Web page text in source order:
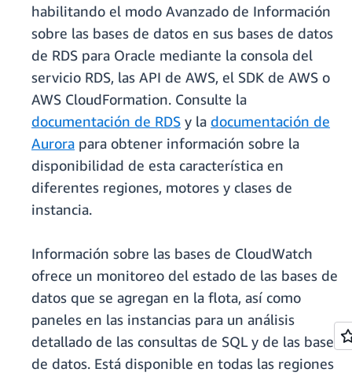
habilitando el modo Avanzado de Información
sobre las bases de datos en sus bases de datos
de RDS para Oracle mediante la consola del
servicio RDS, las API de AWS, el SDK de AWS o
AWS CloudFormation. Consulte la
documentación de RDS y la documentación de
Aurora para obtener información sobre la
disponibilidad de esta característica en
diferentes regiones, motores y clases de
instancia.
Información sobre las bases de CloudWatch
ofrece un monitoreo del estado de las bases de
datos que se agregan en la flota, así como
paneles en las instancias para un análisis
detallado de las consultas de SQL y de las bases
de datos. Está disponible en todas las regiones